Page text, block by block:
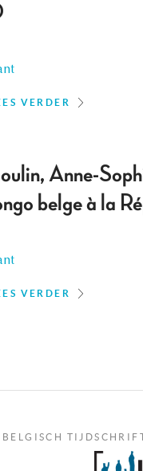
VERDER
Anne-
belge à la
VERDER
BELGISCH